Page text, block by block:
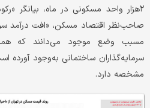
۲هزار واحد مسکونی در ماه، بیانگر
صاحب‌نظر اقتصاد مسکن، «افت درآمد
مسبب وضع موجود می‌دانند که
مشخصه دارد.